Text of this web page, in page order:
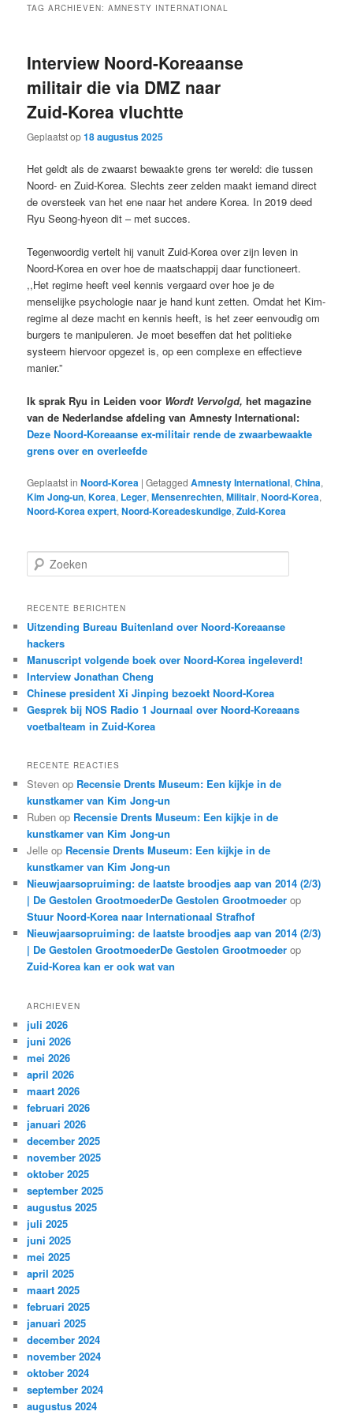
TAG ARCHIEVEN:AMNESTY INTERNATIONAL
Interview Noord-Koreaanse
militair die via DMZ naar
Zuid-Korea vluchtte
Geplaatst op18 augustus 2025
Het geldt als de zwaarst bewaakte grens ter wereld: die tussen
Noord- en Zuid-Korea. Slechts zeer zelden maakt iemand direct
de oversteek van het ene naar het andere Korea. In 2019 deed
Ryu Seong-hyeon dit – met succes.
Tegenwoordig vertelt hij vanuit Zuid-Korea over zijn leven in
Noord-Korea en over hoe de maatschappij daar functioneert.
,,Het regime heeft veel kennis vergaard over hoe je de
menselijke psychologie naar je hand kunt zetten. Omdat het Kim-
regime al deze macht en kennis heeft, is het zeer eenvoudig om
burgers te manipuleren. Je moet beseffen dat het politieke
systeem hiervoor opgezet is, op een complexe en effectieve
manier.”
Ik sprak Ryu in Leiden voor Wordt Vervolgd,het magazine
van de Nederlandse afdeling van Amnesty International:
Deze Noord-Koreaanse ex-militair rende de zwaarbewaakte
grens over en overleefde
Geplaatst in Noord-Korea |Getagged Amnesty International,China,
Kim Jong-un,Korea, Leger,Mensenrechten,Militair,Noord-Korea,
Noord-Korea expert,Noord-Koreadeskundige,Zuid-Korea
o
k
n
RECENTE BERICHTEN
Uitzending Bureau Buitenland over Noord-Koreaanse
hackers
Manuscript volgende boek over Noord-Korea ingeleverd!
Interview Jonathan Cheng
Chinese president Xi Jinping bezoekt Noord-Korea
Gesprek bij NOS Radio 1 Journaal over Noord-Koreaans
voetbalteam in Zuid-Korea
RECENTE REACTIES
Steven op Recensie Drents Museum: Een kijkje in de
kunstkamer van Kim Jong-un
Ruben op Recensie Drents Museum: Een kijkje in de
kunstkamer van Kim Jong-un
Jelle op Recensie Drents Museum: Een kijkje in de
kunstkamer van Kim Jong-un
Nieuwjaarsopruiming: de laatste broodjes aap van 2014 (2/3)
| De Gestolen GrootmoederDe Gestolen Grootmoeder op
Stuur Noord-Korea naar Internationaal Strafhof
Nieuwjaarsopruiming: de laatste broodjes aap van 2014 (2/3)
| De Gestolen GrootmoederDe Gestolen Grootmoeder op
Zuid-Korea kan er ook wat van
ARCHIEVEN
juli 2026
juni 2026
mei 2026
april 2026
maart 2026
februari 2026
januari 2026
december 2025
november 2025
oktober 2025
september 2025
augustus 2025
juli 2025
juni 2025
mei 2025
april 2025
maart 2025
februari 2025
januari 2025
december 2024
november 2024
oktober 2024
september 2024
augustus 2024